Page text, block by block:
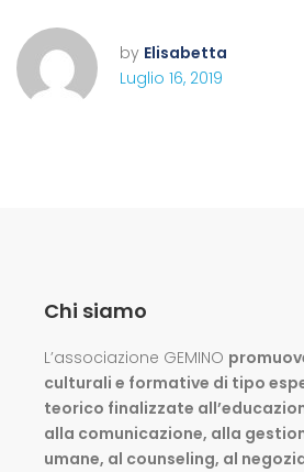
by Elisabetta
Luglio 16, 2019
Chi siamo
L’associazione GEMINO
culturali e formative di tipo
teorico finalizzate
alla comunicazione, alla
umane, al counseling, al